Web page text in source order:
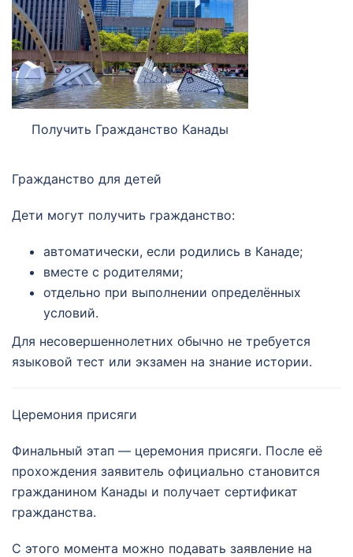
Получить Гражданство Канады
Гражданство для детей
Дети могут получить гражданство:
автоматически, если родились в Канаде;
вместе с родителями;
отдельно при выполнении определённых
условий.
Для несовершеннолетних обычно не требуется
языковой тест или экзамен на знание истории.
Церемония присяги
Финальный этап — церемония присяги. После её
прохождения заявитель официально становится
гражданином Канады и получает сертификат
гражданства.
С этого момента можно подавать заявление на